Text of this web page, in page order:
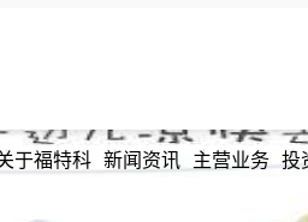
于福特科 新闻资讯 主营业务 投